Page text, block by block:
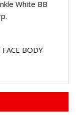
White BB
BODY